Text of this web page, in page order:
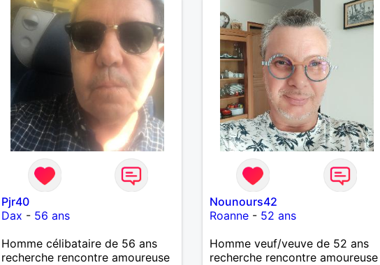
Pjr40
Dax - 56 ans
Homme célibataire de 56 ans
recherche rencontre amoureuse
Nounours42
Roanne - 52 ans
Homme veuf/veuve de 52 ans
recherche rencontre amoureuse